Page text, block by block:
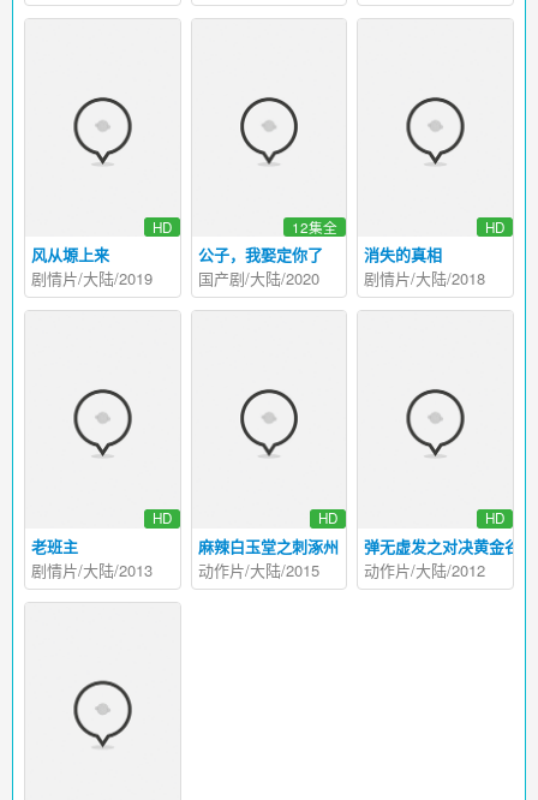
风从塬上来
HD
剧情片/大陆/2019
公子，我娶定你了
12集全
国产剧/大陆/2020
消失的真相
HD
剧情片/大陆/2018
老班主
HD
剧情片/大陆/2013
麻辣白玉堂之刺涿州
HD
动作片/大陆/2015
弹无虚发之对决黄金谷
HD
动作片/大陆/2012